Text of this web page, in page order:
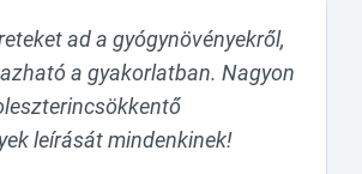
ad a gyógynövényekről,
a gyakorlatban. Nagyon
leírását mindenkinek!